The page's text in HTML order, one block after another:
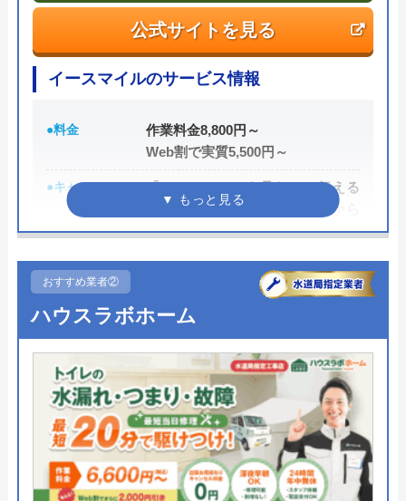
公式サイトを見る
イースマイルのサービス情報
●料金
作業料金8,800円～
Web割で実質5,500円～
●キャンペーン
「ホームページを見た」と伝える
だけで、WEB割で作業料金から
3,000円割引！
●駆けつけ時間 最短20分
●定休日 年中無休
●出張見積もり 出張・見積もり無料
●支払い方法
現金、銀行振込、モバイル、後払
い決済、クレジットカード
●累計実績
年間25万件、累計500万件の修理交
換実績
おすすめ業者②
ハウスラボホーム